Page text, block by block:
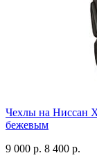
Чехлы на Ниссан
бежевым
9 000 р. 8 400 р.